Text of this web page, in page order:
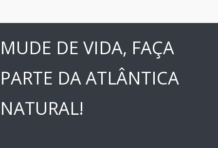
MUDE DE VIDA, FAÇA
PARTE DA ATLÂNTICA
NATURAL!